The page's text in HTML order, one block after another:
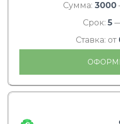
Сумма: 3000
Срок: 5
Ставка: от